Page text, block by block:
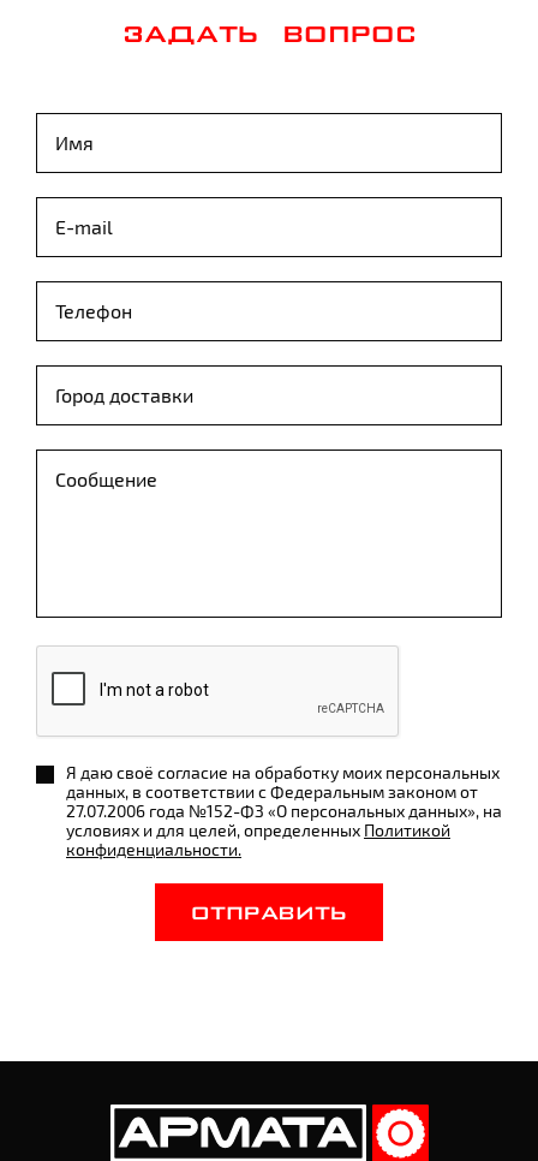
ЗАДАТЬ ВОПРОС
Я даю своё согласие на обработку моих персональных
данных, в соответствии с Федеральным законом от
27.07.2006 года №152-ФЗ «О персональных данных», на
условиях и для целей, определенных Политикой
конфиденциальности.
ОТПРАВИТЬ